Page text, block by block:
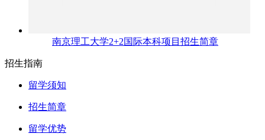
南京理工大学2+2国际本科项目招生简章
招生指南
留学须知
招生简章
留学优势